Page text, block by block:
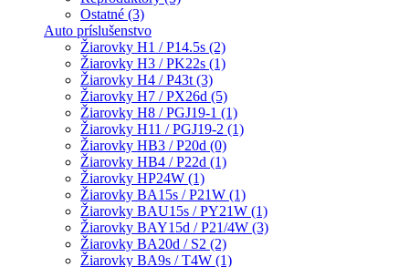
Ostatné (3)
Auto príslušenstvo
Žiarovky H1 / P14.5s (2)
Žiarovky H3 / PK22s (1)
Žiarovky H4 / P43t (3)
Žiarovky H7 / PX26d (5)
Žiarovky H8 / PGJ19-1 (1)
Žiarovky H11 / PGJ19-2 (1)
Žiarovky HB3 / P20d (0)
Žiarovky HB4 / P22d (1)
Žiarovky HP24W (1)
Žiarovky BA15s / P21W (1)
Žiarovky BAU15s / PY21W (1)
Žiarovky BAY15d / P21/4W (3)
Žiarovky BA20d / S2 (2)
Žiarovky BA9s / T4W (1)